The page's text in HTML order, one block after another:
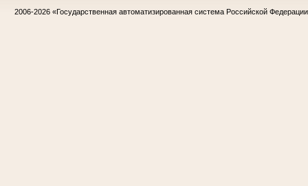
2006-2026 «Государственная автоматизированная система Российской